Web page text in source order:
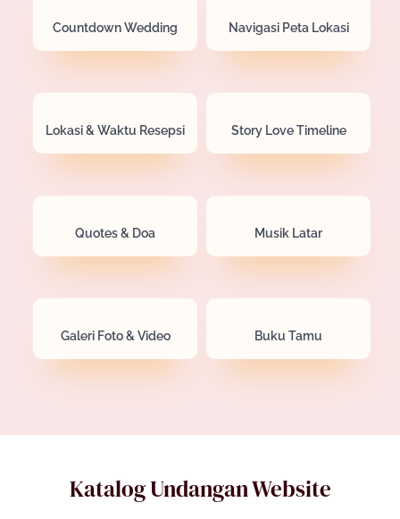
Countdown Wedding Navigasi Peta Lokasi
Lokasi & Waktu Resepsi Story Love Timeline
Quotes & Doa Musik Latar
Galeri Foto & Video Buku Tamu
Katalog Undangan Website